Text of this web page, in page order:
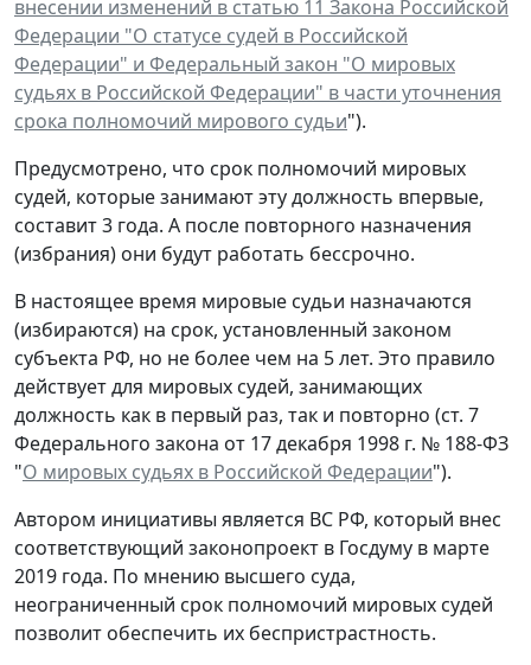
внесении изменений в статью 11 Закона Российской
Федерации "О статусе судей в Российской
Федерации" и Федеральный закон "О мировых
судьях в Российской Федерации" в части уточнения
срока полномочий мирового судьи").
Предусмотрено, что срок полномочий мировых
судей, которые занимают эту должность впервые,
составит 3 года. А после повторного назначения
(избрания) они будут работать бессрочно.
В настоящее время мировые судьи назначаются
(избираются) на срок, установленный законом
субъекта РФ, но не более чем на 5 лет. Это правило
действует для мировых судей, занимающих
должность как в первый раз, так и повторно (ст. 7
Федерального закона от 17 декабря 1998 г. № 188-ФЗ
"О мировых судьях в Российской Федерации").
Автором инициативы является ВС РФ, который внес
соответствующий законопроект в Госдуму в марте
2019 года. По мнению высшего суда,
неограниченный срок полномочий мировых судей
позволит обеспечить их беспристрастность.